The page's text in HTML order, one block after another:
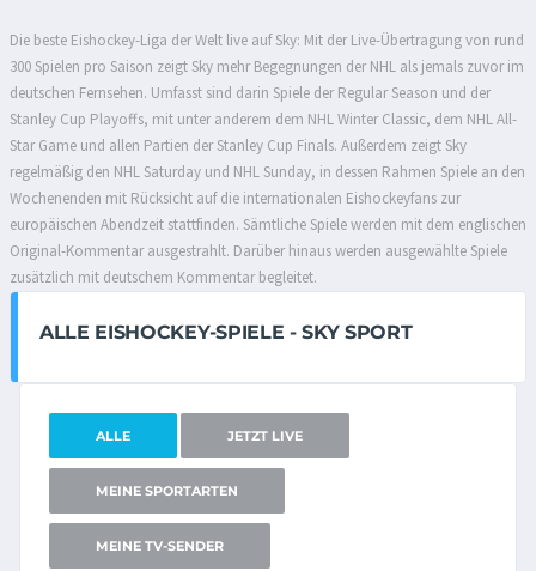
Die beste Eishockey-Liga der Welt live auf Sky: Mit der Live-Übertragung von rund
300 Spielen pro Saison zeigt Sky mehr Begegnungen der NHL als jemals zuvor im
deutschen Fernsehen. Umfasst sind darin Spiele der Regular Season und der
Stanley Cup Playoffs, mit unter anderem dem NHL Winter Classic, dem NHL All-
Star Game und allen Partien der Stanley Cup Finals. Außerdem zeigt Sky
regelmäßig den NHL Saturday und NHL Sunday, in dessen Rahmen Spiele an den
Wochenenden mit Rücksicht auf die internationalen Eishockeyfans zur
europäischen Abendzeit stattfinden. Sämtliche Spiele werden mit dem englischen
Original-Kommentar ausgestrahlt. Darüber hinaus werden ausgewählte Spiele
zusätzlich mit deutschem Kommentar begleitet.
ALLE EISHOCKEY-SPIELE - SKY SPORT
ALLE JETZT LIVE
MEINE SPORTARTEN
MEINE TV-SENDER